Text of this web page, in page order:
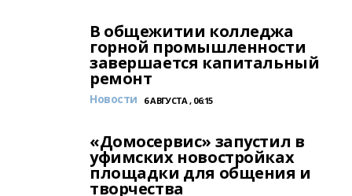
В общежитии колледжа
горной промышленности
завершается капитальный
ремонт
Новости 6 АВГУСТА , 06:15
«Домосервис» запустил в
уфимских новостройках
площадки для общения и
творчества